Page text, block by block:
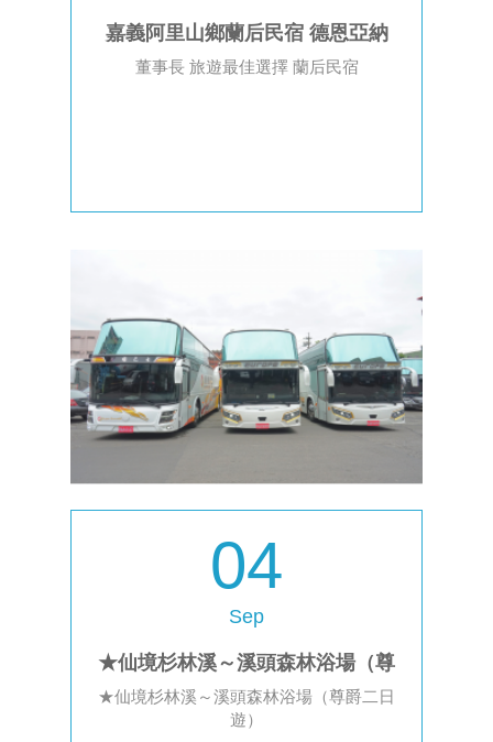
嘉義阿里山鄉蘭后民宿 德恩亞納
董事長 旅遊最佳選擇 蘭后民宿
04
Sep
★仙境杉林溪～溪頭森林浴場（尊
爵二日遊）
★仙境杉林溪～溪頭森林浴場（尊爵二日
遊）